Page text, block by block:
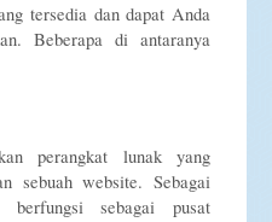
tersedia dan dapat Anda
Beberapa di antaranya
perangkat lunak yang
sebuah website. Sebagai
sebagai pusat